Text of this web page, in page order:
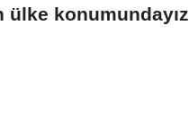
ülke konumundayız